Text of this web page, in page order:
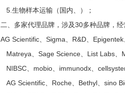
5.生物样本运输（国内、）；
二、多家代理品牌，涉及30多种品牌，经
AG Scientific、Sigma、R&D、
Matreya、Sage Science、List Labs、
NIBSC、mobio、immunodx、
AG Scientific、Roche、Bethyl、sino